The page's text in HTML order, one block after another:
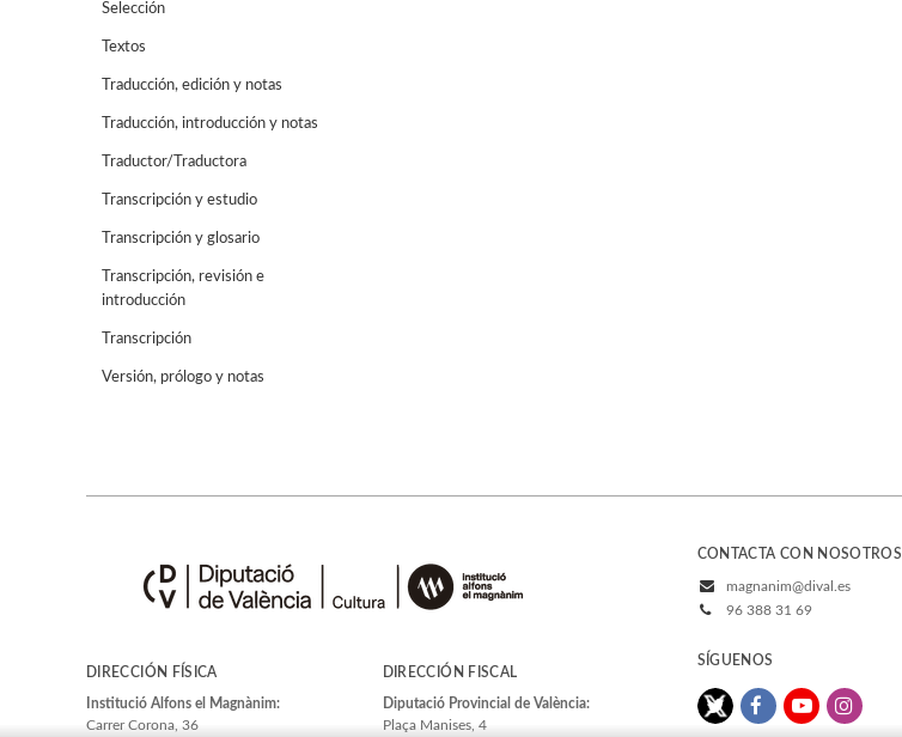
Selección
Textos
Traducción, edición y notas
Traducción, introducción y notas
Traductor/Traductora
Transcripción y estudio
Transcripción y glosario
Transcripción, revisión e
introducción
Transcripción
Versión, prólogo y notas
DIRECCIÓN FÍSICA
Institució Alfons el Magnànim:
Carrer Corona, 36
DIRECCIÓN FISCAL
Diputació Provincial de València:
Plaça Manises, 4
CONTACTA CON NOSOTROS
magnanim@dival.es
96 388 31 69
SÍGUENOS